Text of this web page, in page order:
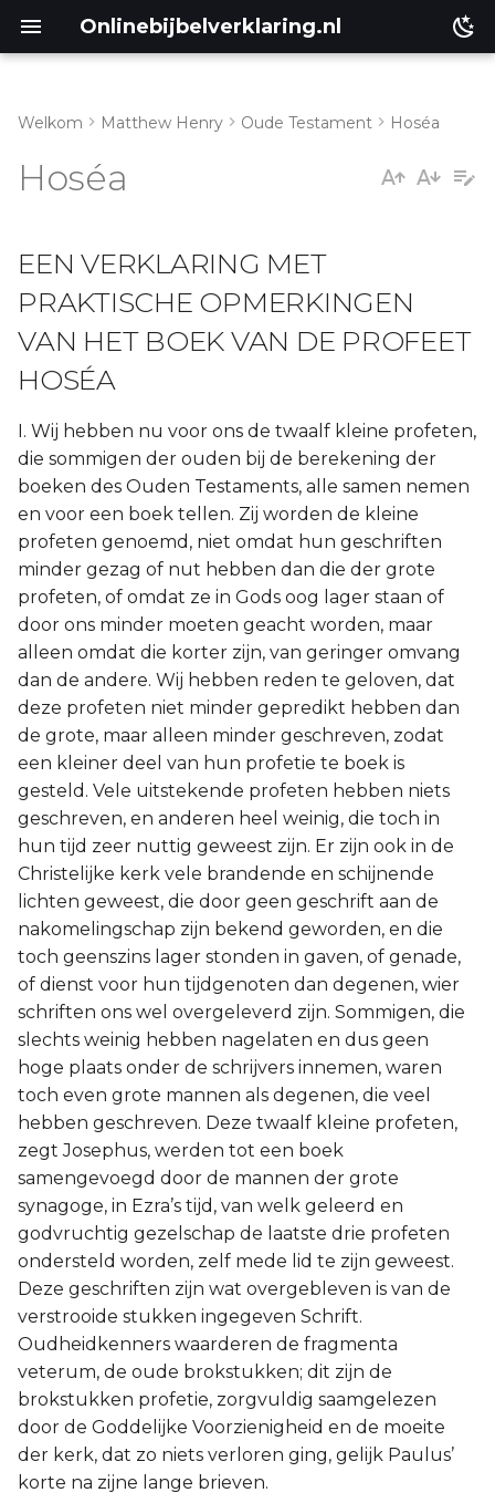
Onlinebijbelverklaring.nl
Lukas
Johannes
Handelingen
Romeinen
1 Korinthe
2 Korinthe
Galaten
Éfeze
Filipenzen
Kolossenzen
1 Thessalonicenzen
2 Thessalonicenzen
1 Timótheüs
2 Timótheüs
Titus
Filémon
Hebreeën
Jakobus
1 Petrus
2 Petrus
1 Johannes
2 Johannes
3 Johannes
Welkom Matthew Henry Oude Testament Hoséa
Hoséa
EEN VERKLARING MET
PRAKTISCHE OPMERKINGEN
VAN HET BOEK VAN DE PROFEET
HOSÉA
I. Wij hebben nu voor ons de twaalf kleine profeten,
die sommigen der ouden bij de berekening der
boeken des Ouden Testaments, alle samen nemen
en voor een boek tellen. Zij worden de kleine
profeten genoemd, niet omdat hun geschriften
minder gezag of nut hebben dan die der grote
profeten, of omdat ze in Gods oog lager staan of
door ons minder moeten geacht worden, maar
alleen omdat die korter zijn, van geringer omvang
dan de andere. Wij hebben reden te geloven, dat
deze profeten niet minder gepredikt hebben dan
de grote, maar alleen minder geschreven, zodat
een kleiner deel van hun profetie te boek is
gesteld. Vele uitstekende profeten hebben niets
geschreven, en anderen heel weinig, die toch in
hun tijd zeer nuttig geweest zijn. Er zijn ook in de
Christelijke kerk vele brandende en schijnende
lichten geweest, die door geen geschrift aan de
nakomelingschap zijn bekend geworden, en die
toch geenszins lager stonden in gaven, of genade,
of dienst voor hun tijdgenoten dan degenen, wier
schriften ons wel overgeleverd zijn. Sommigen, die
slechts weinig hebben nagelaten en dus geen
hoge plaats onder de schrijvers innemen, waren
toch even grote mannen als degenen, die veel
hebben geschreven. Deze twaalf kleine profeten,
zegt Josephus, werden tot een boek
samengevoegd door de mannen der grote
synagoge, in Ezra’s tijd, van welk geleerd en
godvruchtig gezelschap de laatste drie profeten
ondersteld worden, zelf mede lid te zijn geweest.
Deze geschriften zijn wat overgebleven is van de
verstrooide stukken ingegeven Schrift.
Oudheidkenners waarderen de fragmenta
veterum, de oude brokstukken; dit zijn de
brokstukken profetie, zorgvuldig saamgelezen
door de Goddelijke Voorzienigheid en de moeite
der kerk, dat zo niets verloren ging, gelijk Paulus’
korte na zijne lange brieven.